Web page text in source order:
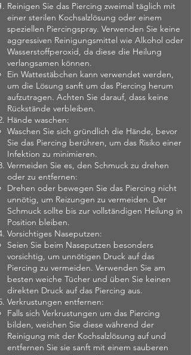
Reinigen Sie das Piercing zweimal täglich mit
einer sterilen Kochsalzlösung oder einem
speziellen Piercingspray. Verwenden Sie keine
aggressiven Reinigungsmittel wie Alkohol oder
Wasserstoffperoxid, da diese die Heilung
verlangsamen können.
Ein Wattestäbchen kann verwendet werden,
um die Lösung sanft um das Piercing herum
aufzutragen. Achten Sie darauf, dass keine
Rückstände verbleiben.
Hände waschen:
Waschen Sie sich gründlich die Hände, bevor
Sie das Piercing berühren, um das Risiko einer
Infektion zu minimieren.
Vermeiden Sie es, den Schmuck zu drehen
oder zu entfernen:
Drehen oder bewegen Sie das Piercing nicht
unnötig, um Reizungen zu vermeiden. Der
Schmuck sollte bis zur vollständigen Heilung in
Position bleiben.
Vorsichtiges Naseputzen:
Seien Sie beim Naseputzen besonders
vorsichtig, um unnötigen Druck auf das
Piercing zu vermeiden. Verwenden Sie am
besten weiche Tücher und üben Sie keinen
direkten Druck auf das Piercing aus.
Verkrustungen entfernen:
Falls sich Verkrustungen um das Piercing
bilden, weichen Sie diese während der
Reinigung mit der Kochsalzlösung auf und
entfernen Sie sie sanft mit einem sauberen